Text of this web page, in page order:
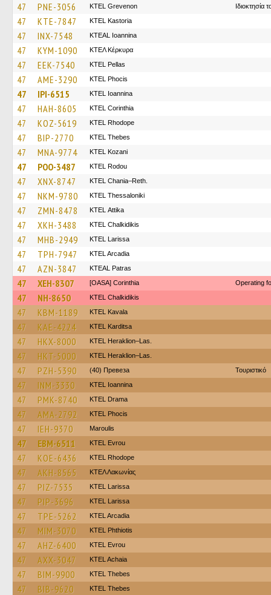
47 PNE-3056 ΚΤΕL Grevenon Ιδιοκτησία
47 KTE-7847 KTEL Kastoria
47 INX-7548 KTEAL Ioannina
47 KYM-1090 ΚΤΕΛ Κέρκυρα
47 EEK-7540 KTEL Pellas
47 AME-3290 ΚΤΕL Phocis
47 IPI-6515 KTEL Ioannina
47 HAH-8605 KTEL Corinthia
47 KOZ-5619 KTEL Rhodope
47 BIP-2770 KTEL Thebes
47 MNA-9774 ΚΤΕL Kozani
47 POO-3487 ΚΤΕL Rodou
47 XNX-8747 KTEL Chania–Reth.
47 NKM-9780 KTEL Thessaloniki
47 ZMN-8478 KΤΕL Αttika
47 XKH-3488 ΚΤΕL Chalkidikis
47 MHB-2949 KTEL Larissa
47 TPH-7947 KTEL Arcadia
47 AZN-3847 KTEAL Patras
47 XEH-8307 [OASA] Corinthia Operating
47 NH-8650 ΚΤΕL Chalkidikis
47 KBM-1189 KTEL Kavala
47 KAE-4224 ΚΤΕL Karditsa
47 HKX-8000 KTEL Heraklion–Las.
47 HKT-5000 KTEL Heraklion–Las.
47 PZH-5390 (40) Превеза Τουριστικό
47 INM-3330 KTEL Ioannina
47 PMK-8740 KTEL Drama
47 AMA-2792 ΚΤΕL Phocis
47 IEH-9370 Maroulis
47 EBM-6511 KTEL Evrou
47 KOE-6436 KTEL Rhodope
47 AKH-8565 ΚΤΕΛ Λακωνίας
47 PIZ-7535 KTEL Larissa
47 PIP-3696 KTEL Larissa
47 TPE-5262 KTEL Arcadia
47 MIM-3070 ΚΤΕL Phthiotis
47 AHZ-6400 KTEL Evrou
47 AXX-3047 KTEL Achaia
47 BIM-9900 KTEL Thebes
47 BIB-9620 KTEL Thebes